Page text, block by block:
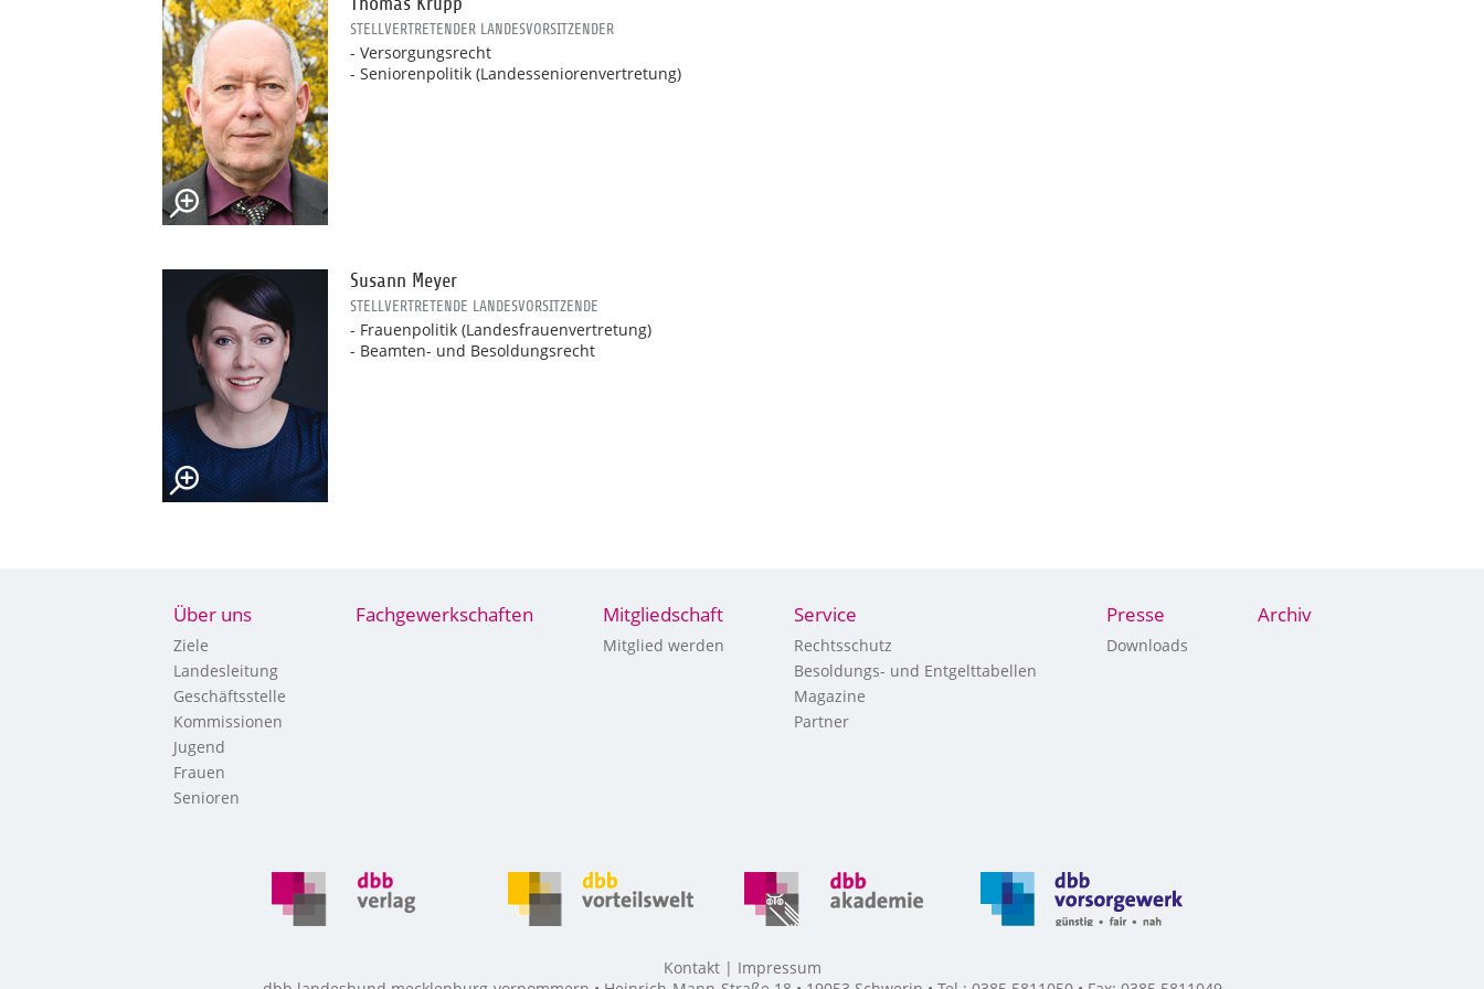
STELLVERTRETENDER LANDESVORSITZENDER
- Versorgungsrecht
- Seniorenpolitik (Landesseniorenvertretung)
Susann Meyer
STELLVERTRETENDE LANDESVORSITZENDE
- Frauenpolitik (Landesfrauenvertretung)
- Beamten- und Besoldungsrecht
Über uns
Ziele
Landesleitung
Geschäftsstelle
Kommissionen
Jugend
Frauen
Senioren
Fachgewerkschaften Mitgliedschaft
Mitglied werden
Service
Rechtsschutz
Besoldungs- und Entgelttabellen
Magazine
Partner
Presse
Downloads
Archiv
Kontakt
Impressum